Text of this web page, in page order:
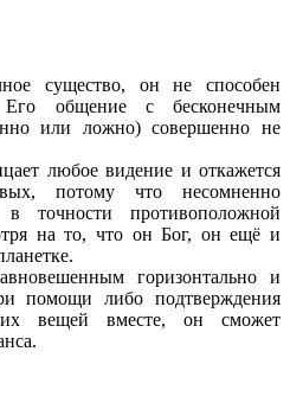
существо, он не способен
Его общение с бесконечным
или ложно) совершенно не
любое видение и откажется
потому что несомненно
точности противоположной
на то, что он Бог, он ещё и
горизонтально и
помощи либо подтверждения
вещей вместе, он сможет